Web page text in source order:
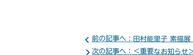
前の記事へ：田村能里子 素描
次の記事へ：＜重要なお知ら